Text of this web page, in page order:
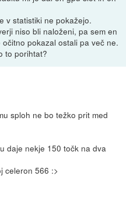
v statistiki ne pokažejo.
niso bli naloženi, pa sem en
pokazal ostali pa več ne.
to porihtat?
sploh ne bo težko prit med
daje nekje 150 točk na dva
celeron 566 :>